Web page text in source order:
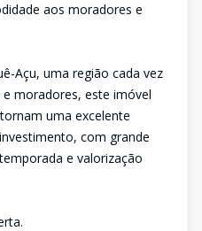
aos moradores e
Açu, uma região cada vez
moradores, este imóvel
uma excelente
com grande
e valorização